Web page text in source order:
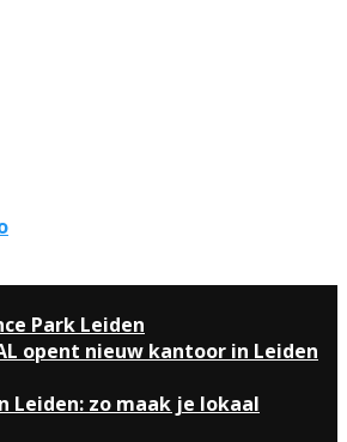
Park Leiden
opent nieuw kantoor in Leiden
zo maak je lokaal